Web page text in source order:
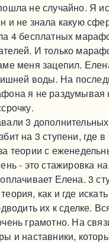
не случайно. Я
и не знала какую
4 бесплатных
И только
меня зацепил.
воды. На
я не раздумывая
3 дополнительных
на 3 ступени, где в
теории с
- это стажировка
Елена. 3
как и где
их к сделке.
грамотно. На
и наставники,